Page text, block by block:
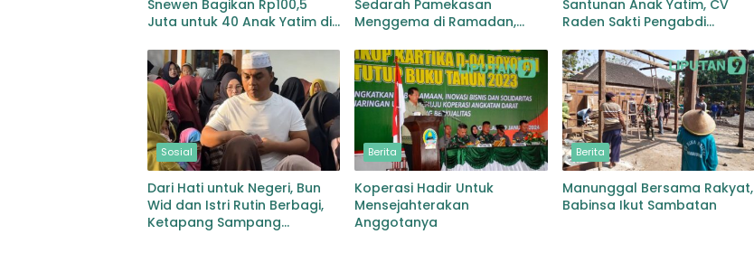
Snewen Bagikan Rp100,5
Juta untuk 40 Anak Yatim di
Sedarah Pamekasan
Menggema di Ramadan,
Santunan Anak Yatim, CV
Raden Sakti Pengabdi
Ikhsan Surabaya
Sosial
Dari Hati untuk Negeri, Bun
Wid dan Istri Rutin Berbagi,
Ketapang Sampang
Berita
Koperasi Hadir Untuk
Mensejahterakan
Anggotanya
Berita
Manunggal Bersama Rakyat,
Babinsa Ikut Sambatan